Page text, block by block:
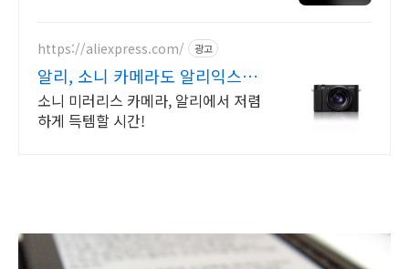
상품 업로드
https://aliexpress.com/ 광고
알리, 소니 카메라도 알리익스프
레스
소니 미러리스 카메라, 알리에서 저렴
하게 득템할 시간!